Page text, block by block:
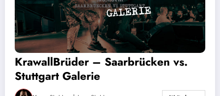
KrawallBrüder – Saarbrücken vs.
Stuttgart Galerie